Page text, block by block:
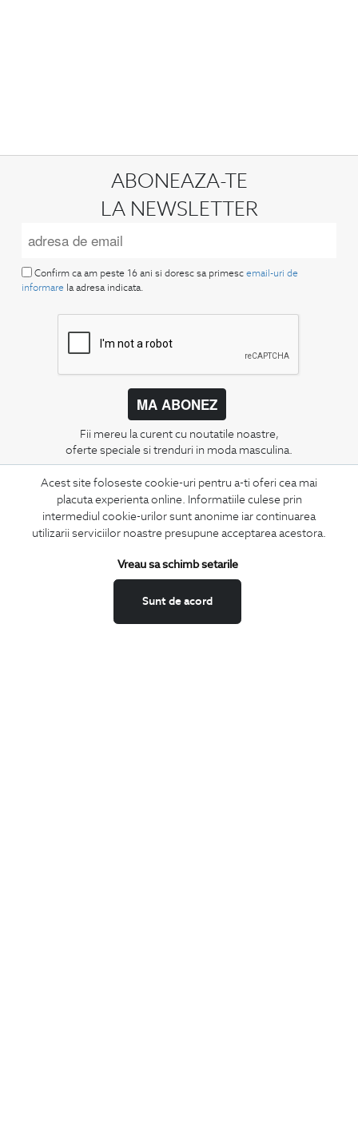
Acest site foloseste cookie-uri pentru a-ti oferi cea mai
placuta experienta online. Informatiile culese prin
intermediul cookie-urilor sunt anonime iar continuarea
utilizarii serviciilor noastre presupune acceptarea acestora.
Sunt de acord
Vreau sa schimb setarile
ABONEAZA-TE
LA NEWSLETTER
Confirm ca am peste 16 ani si doresc sa primesc email-uri de
informare la adresa indicata.
MA ABONEZ
Fii mereu la curent cu noutatile noastre,
oferte speciale si trenduri in moda masculina.
CONCIERGE
Termeni si conditii
Schimburi si retur
ANPC